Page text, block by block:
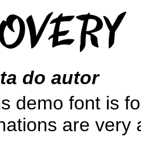
do autor
demo font is
are very